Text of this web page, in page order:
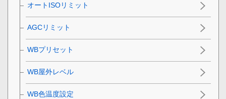
オートISOリミット
AGCリミット
WBプリセット
WB屋外レベル
WB色温度設定